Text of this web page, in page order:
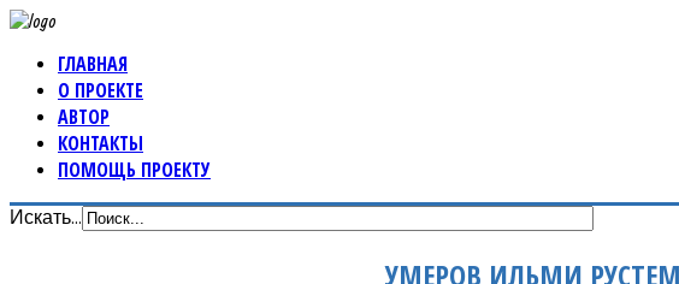
ГЛАВНАЯ
О ПРОЕКТЕ
АВТОР
КОНТАКТЫ
ПОМОЩЬ ПРОЕКТУ
Искать...
УМЕРОВ ИЛЬМИ